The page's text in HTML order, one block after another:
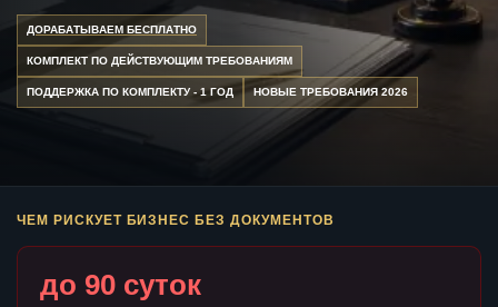
ДОРАБАТЫВАЕМ БЕСПЛАТНО
КОМПЛЕКТ ПО ДЕЙСТВУЮЩИМ ТРЕБОВАНИЯМ
ПОДДЕРЖКА ПО КОМПЛЕКТУ - 1 ГОД НОВЫЕ ТРЕБОВАНИЯ 2026
ЧЕМ РИСКУЕТ БИЗНЕС БЕЗ ДОКУМЕНТОВ
до 90 суток